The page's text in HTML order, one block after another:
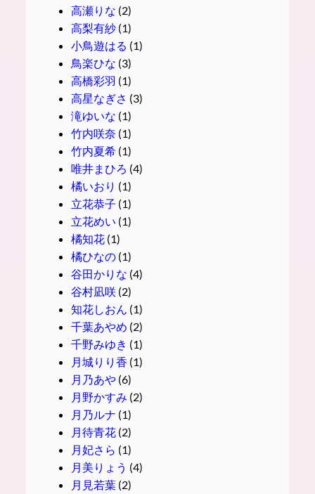
高瀬りな (2)
高梨有紗(1)
小鳥遊はる (1)
鳥楽ひな (3)
高橋彩羽 (1)
高星なぎさ (3)
滝ゆいな (1)
竹内咲奈 (1)
竹内夏希(1)
唯井まひろ (4)
橘いおり (1)
立花恭子 (1)
立花めい (1)
橘知花(1)
橘ひなの(1)
谷田かりな (4)
谷村凪咲(2)
知花しおん (1)
千葉あやめ (2)
千野みゆき (1)
月城りり香 (1)
月乃あや(6)
月野かすみ (2)
月乃ルナ (1)
月待青花(2)
月妃さら (1)
月美りょう (4)
月見若葉(2)